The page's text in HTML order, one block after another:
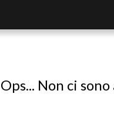
Ops... Non ci